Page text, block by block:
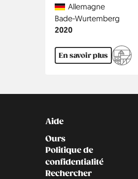
CountryAllemagne
Région
Bade-Wurtemberg
Année
2020
En savoir plus
Kontakt
Aide
Ours
Politique de
confidentialité
Rechercher